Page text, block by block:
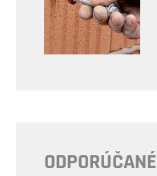
ODPORÚČANÉ